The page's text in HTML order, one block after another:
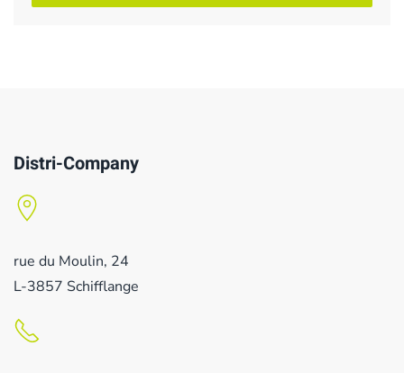
Distri-Company
rue du Moulin, 24
L-3857 Schifflange